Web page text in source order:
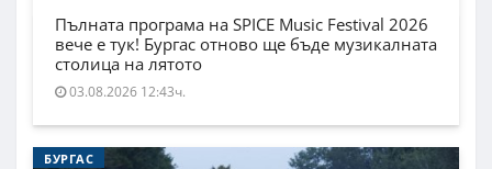
Пълната програма на SPICE Music Festival 2026
вече е тук! Бургас отново ще бъде музикалната
столица на лятото
03.08.2026 12:43ч.
БУРГАС